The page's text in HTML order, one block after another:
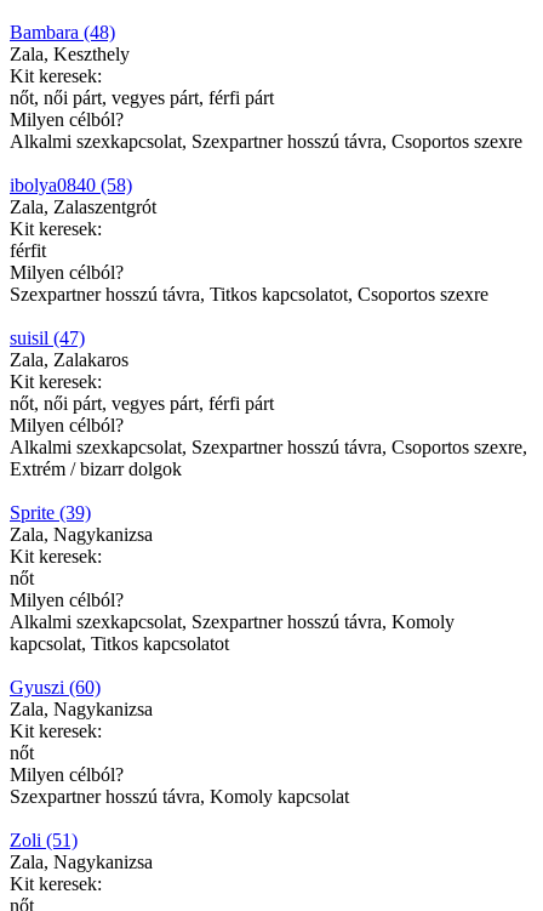
Bambara (48)
Zala, Keszthely
Kit keresek:
nőt, női párt, vegyes párt, férfi párt
Milyen célból?
Alkalmi szexkapcsolat, Szexpartner hosszú távra, Csoportos szexre
ibolya0840 (58)
Zala, Zalaszentgrót
Kit keresek:
férfit
Milyen célból?
Szexpartner hosszú távra, Titkos kapcsolatot, Csoportos szexre
suisil (47)
Zala, Zalakaros
Kit keresek:
nőt, női párt, vegyes párt, férfi párt
Milyen célból?
Alkalmi szexkapcsolat, Szexpartner hosszú távra, Csoportos szexre,
Extrém / bizarr dolgok
Sprite (39)
Zala, Nagykanizsa
Kit keresek:
nőt
Milyen célból?
Alkalmi szexkapcsolat, Szexpartner hosszú távra, Komoly
kapcsolat, Titkos kapcsolatot
Gyuszi (60)
Zala, Nagykanizsa
Kit keresek:
nőt
Milyen célból?
Szexpartner hosszú távra, Komoly kapcsolat
Zoli (51)
Zala, Nagykanizsa
Kit keresek:
nőt